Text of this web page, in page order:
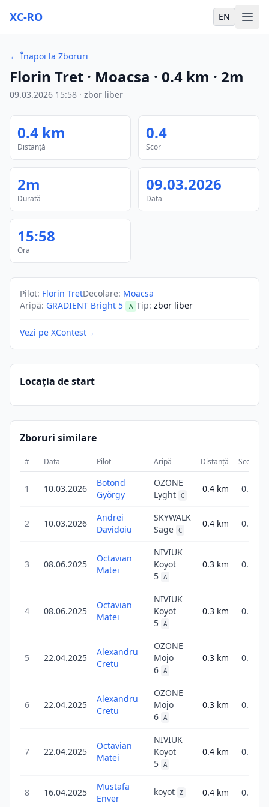
XC-RO EN
← Înapoi la Zboruri
Florin Tret · Moacsa · 0.4 km · 2m
09.03.2026 15:58 · zbor liber
0.4 km
Distanță
0.4
Scor
2m
Durată
09.03.2026
Data
15:58
Ora
Pilot: Florin TretDecolare: Moacsa
Aripă: GRADIENT Bright 5 A Tip: zbor liber
Vezi pe XContest→
Locația de start
Zboruri similare
# Data Pilot Aripă Distanță Scor
1 10.03.2026
Botond
György
OZONE
Lyght C
0.4 km 0.4
2 10.03.2026
Andrei
Davidoiu
SKYWALK
Sage C
0.4 km 0.4
3 08.06.2025
Octavian
Matei
NIVIUK
Koyot
5 A
0.3 km 0.4
4 08.06.2025
Octavian
Matei
NIVIUK
Koyot
5 A
0.3 km 0.3
5 22.04.2025
Alexandru
Cretu
OZONE
Mojo
6 A
0.3 km 0.3
6 22.04.2025
Alexandru
Cretu
OZONE
Mojo
6 A
0.3 km 0.3
7 22.04.2025
Octavian
Matei
NIVIUK
Koyot
5 A
0.4 km 0.4
8 16.04.2025
Mustafa
Enver
koyot Z 0.4 km 0.4